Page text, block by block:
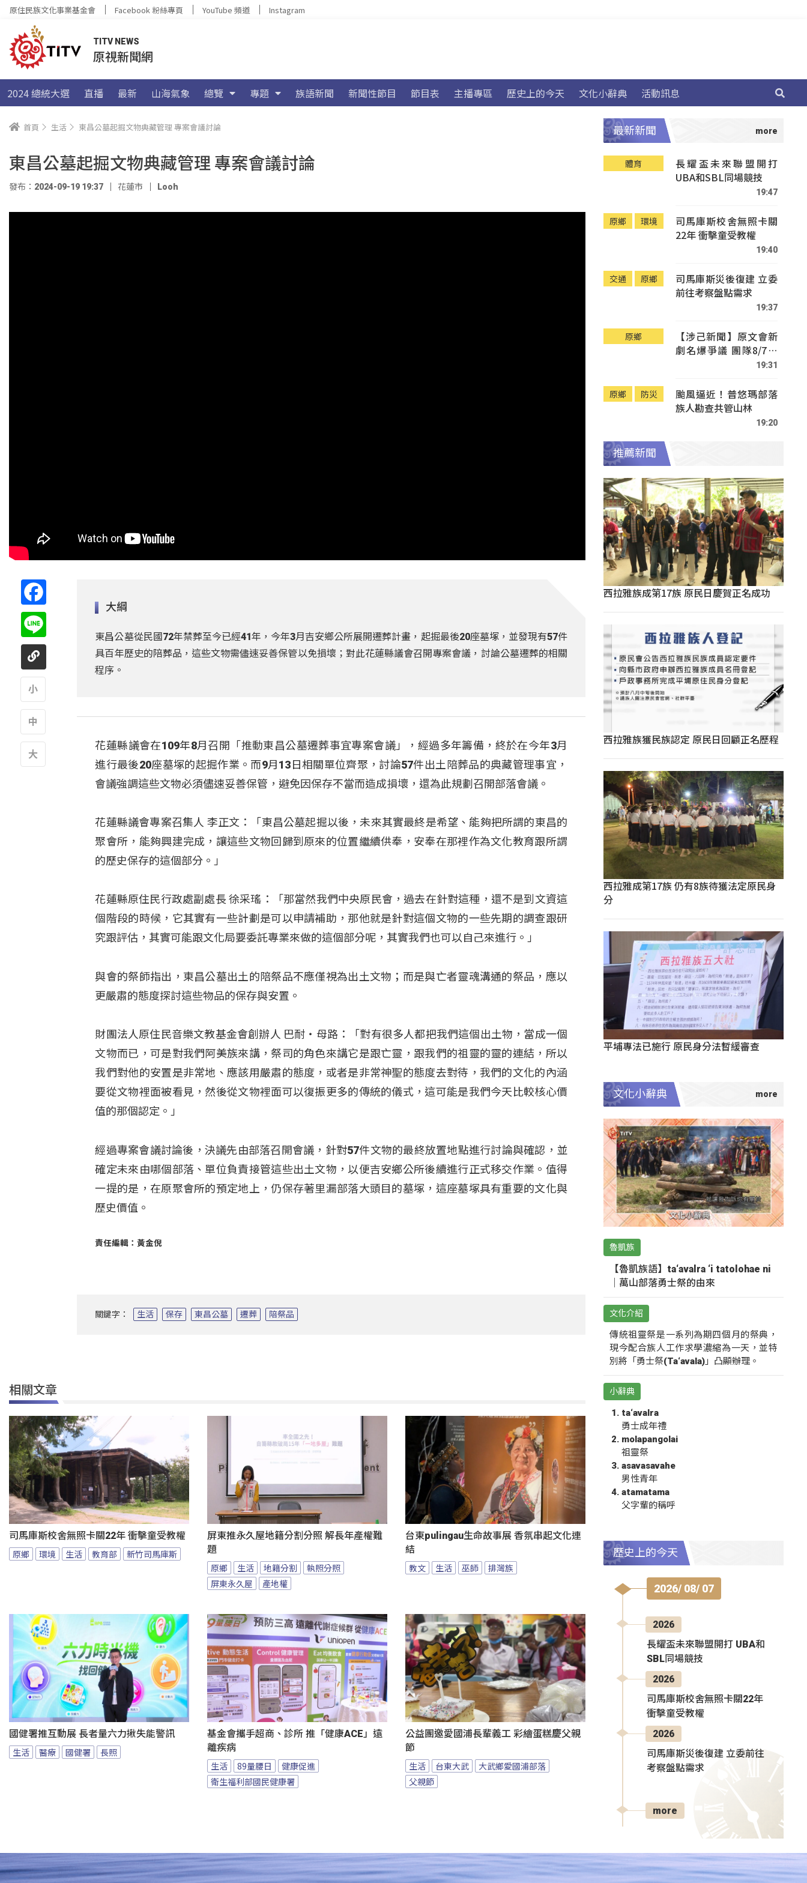
原住民族文化事業基金會 Facebook 粉絲專頁 YouTube 頻道 Instagram
TITV NEWS
原視新聞網
2024 總統大選 直播 最新 山海氣象 總覽 專題 族語新聞 新聞性節目 節目表 主播專區 歷史上的今天 文化小辭典 活動訊息
首頁 生活 東昌公墓起掘文物典藏管理 專案會議討論
東昌公墓起掘文物典藏管理 專案會議討論
發布：2024-09-19 19:37 花蓮市 Looh
大綱
東昌公墓從民國72年禁葬至今已經41年，今年3月吉安鄉公所展開遷葬計畫，起掘最後20座墓塚，並發現有57件
具百年歷史的陪葬品，這些文物需儘速妥善保管以免損壞；對此花蓮縣議會召開專案會議，討論公墓遷葬的相關
程序。
花蓮縣議會在109年8月召開「推動東昌公墓遷葬事宜專案會議」，經過多年籌備，終於在今年3月
進行最後20座墓塚的起掘作業。而9月13日相關單位齊聚，討論57件出土陪葬品的典藏管理事宜，
會議強調這些文物必須儘速妥善保管，避免因保存不當而造成損壞，還為此規劃召開部落會議。
花蓮縣議會專案召集人 李正文：「東昌公墓起掘以後，未來其實最終是希望、能夠把所謂的東昌的
聚會所，能夠興建完成，讓這些文物回歸到原來的位置繼續供奉，安奉在那裡作為文化教育跟所謂
的歷史保存的這個部分。」
花蓮縣原住民行政處副處長 徐采瑤：「那當然我們中央原民會，過去在針對這種，還不是到文資這
個階段的時候，它其實有一些計劃是可以申請補助，那他就是針對這個文物的一些先期的調查跟研
究跟評估，其實可能跟文化局要委託專業來做的這個部分呢，其實我們也可以自己來進行。」
與會的祭師指出，東昌公墓出土的陪祭品不應僅視為出土文物；而是與亡者靈魂溝通的祭品，應以
更嚴肅的態度探討這些物品的保存與安置。
財團法人原住民音樂文教基金會創辦人 巴耐‧母路：「對有很多人都把我們這個出土物，當成一個
文物而已，可是對我們阿美族來講，祭司的角色來講它是跟亡靈，跟我們的祖靈的靈的連結，所以
我們對他的安置是非常地、應該用嚴肅的態度，或者是非常神聖的態度去對待，我們的文化的內涵
要從文物裡面被看見，然後從文物裡面可以復振更多的傳統的儀式，這可能是我們今天比較核心價
值的那個認定。」
經過專案會議討論後，決議先由部落召開會議，針對57件文物的最終放置地點進行討論與確認，並
確定未來由哪個部落、單位負責接管這些出土文物，以便吉安鄉公所後續進行正式移交作業。值得
一提的是，在原聚會所的預定地上，仍保存著里漏部落大頭目的墓塚，這座墓塚具有重要的文化與
歷史價值。
責任編輯：黃金倪
關鍵字： 生活 保存 東昌公墓 遷葬 陪祭品
相關文章
司馬庫斯校舍無照卡關22年 衝擊童受教權
原鄉 環境 生活 教育部 新竹司馬庫斯
屏東推永久屋地籍分割分照 解長年產權難
題
原鄉 生活 地籍分割
執照分照
屏東永久屋
產地權
台東pulingau生命故事展 香氛串起文化連
結
教文 生活 巫師 排灣族
國健署推互動展 長者量六力揪失能警訊
生活 醫療 國健署 長照
基金會攜手超商、診所 推「健康ACE」遠
離疾病
生活 89量腰日
健康促進
衛生福利部國民健康署
公益團邀愛國浦長輩義工 彩繪蛋糕慶父親
節
生活 台東大武
大武鄉愛國浦部落
父親節
最新新聞
體育
長耀盃未來聯盟開打
UBA和SBL同場競技
19:47
原鄉 環境
司馬庫斯校舍無照卡關
22年 衝擊童受教權
19:40
交通 原鄉
司馬庫斯災後復建 立委
前往考察盤點需求
19:37
原鄉
【涉己新聞】原文會新
劇名爆爭議 團隊8/7赴
19:31
原鄉 防災
颱風逼近！普悠瑪部落
族人勘查共管山林
19:20
推薦新聞
西拉雅族成第17族 原民日慶賀正名成功
西拉雅族獲民族認定 原民日回顧正名歷程
西拉雅成第17族 仍有8族待獲法定原民身
分
平埔專法已施行 原民身分法暫緩審查
文化小辭典
魯凱族
【魯凱族語】ta‘avalra ‘i tatolohae ni
｜萬山部落勇士祭的由來
文化介紹
傳統祖靈祭是一系列為期四個月的祭典，
現今配合族人工作求學濃縮為一天，並特
別將「勇士祭(Ta‘avala)」凸顯辦理。
小辭典
ta‘avalra
勇士成年禮
molapangolai
祖靈祭
asavasavahe
男性青年
atamatama
父字輩的稱呼
歷史上的今天
2026/ 08/ 07
2026
長耀盃未來聯盟開打 UBA和
SBL同場競技
2026
司馬庫斯校舍無照卡關22年
衝擊童受教權
2026
司馬庫斯災後復建 立委前往
考察盤點需求
more